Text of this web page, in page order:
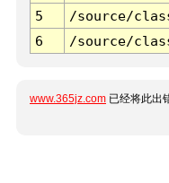
5
/source/
6
/source/
www.365jz.com 已经将此出